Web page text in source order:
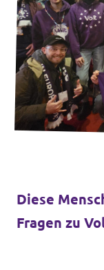
Diese
Fragen zu